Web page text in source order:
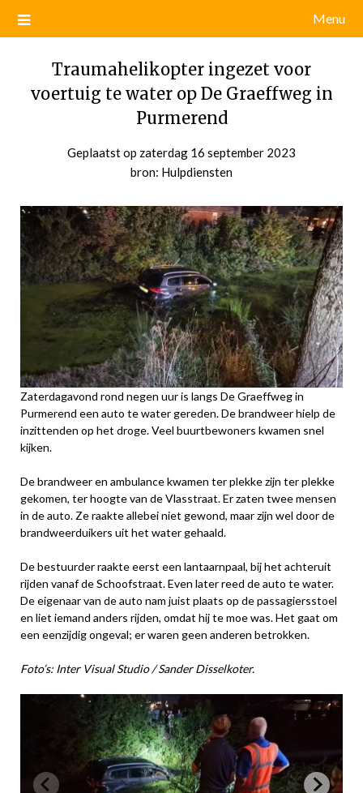
Menu
Traumahelikopter ingezet voor
voertuig te water op De Graeffweg in
Purmerend
Geplaatst op zaterdag 16 september 2023
bron: Hulpdiensten
Zaterdagavond rond negen uur is langs De Graeffweg in
Purmerend een auto te water gereden. De brandweer hielp de
inzittenden op het droge. Veel buurtbewoners kwamen snel
kijken.
De brandweer en ambulance kwamen ter plekke zijn ter plekke
gekomen, ter hoogte van de Vlasstraat. Er zaten twee mensen
in de auto. Ze raakte allebei niet gewond, maar zijn wel door de
brandweerduikers uit het water gehaald.
De bestuurder raakte eerst een lantaarnpaal, bij het achteruit
rijden vanaf de Schoofstraat. Even later reed de auto te water.
De eigenaar van de auto nam juist plaats op de passagiersstoel
en liet iemand anders rijden, omdat hij te moe was. Het gaat om
een eenzijdig ongeval; er waren geen anderen betrokken.
Foto’s: Inter Visual Studio / Sander Disselkoter.